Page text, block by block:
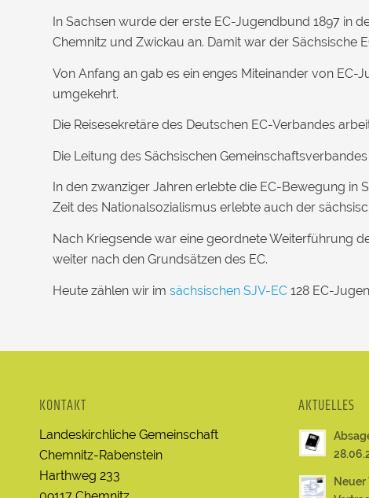
In Sachsen wurde der erste EC-Jugendbund 1897 in
Chemnitz und Zwickau an. Damit war der Sächsische
Von Anfang an gab es ein enges Miteinander von
umgekehrt.
Die Reisesekretäre des Deutschen EC-Verbandes
Die Leitung des Sächsischen
In den zwanziger Jahren erlebte die EC-Bewegung in
Zeit des Nationalsozialismus erlebte auch der
Nach Kriegsende war eine geordnete Weiterführung
weiter nach den Grundsätzen des EC.
Heute zählen wir im sächsischen SJV-EC 128 EC-
KONTAKT
Landeskirchliche Gemeinschaft
Chemnitz-Rabenstein
Harthweg 233
AKTUELLES
Neuer